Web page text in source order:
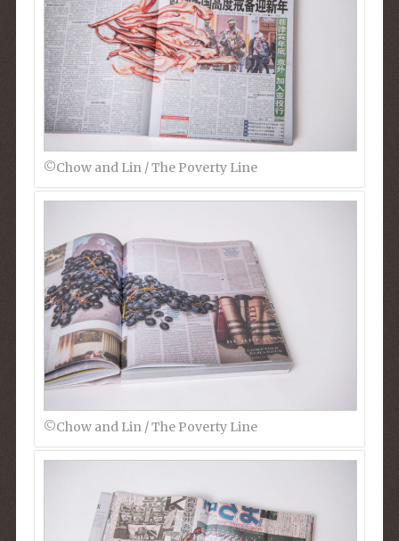
©︎Chow and Lin / The Poverty Line
©︎Chow and Lin / The Poverty Line